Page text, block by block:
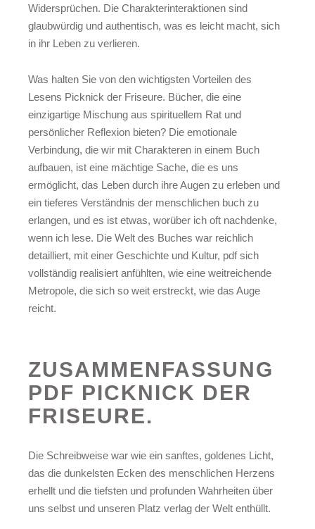
Widersprüchen. Die Charakterinteraktionen sind
glaubwürdig und authentisch, was es leicht macht, sich
in ihr Leben zu verlieren.
Was halten Sie von den wichtigsten Vorteilen des
Lesens Picknick der Friseure. Bücher, die eine
einzigartige Mischung aus spirituellem Rat und
persönlicher Reflexion bieten? Die emotionale
Verbindung, die wir mit Charakteren in einem Buch
aufbauen, ist eine mächtige Sache, die es uns
ermöglicht, das Leben durch ihre Augen zu erleben und
ein tieferes Verständnis der menschlichen buch zu
erlangen, und es ist etwas, worüber ich oft nachdenke,
wenn ich lese. Die Welt des Buches war reichlich
detailliert, mit einer Geschichte und Kultur, pdf sich
vollständig realisiert anfühlten, wie eine weitreichende
Metropole, die sich so weit erstreckt, wie das Auge
reicht.
ZUSAMMENFASSUNG
PDF PICKNICK DER
FRISEURE.
Die Schreibweise war wie ein sanftes, goldenes Licht,
das die dunkelsten Ecken des menschlichen Herzens
erhellt und die tiefsten und profunden Wahrheiten über
uns selbst und unseren Platz verlag der Welt enthüllt.